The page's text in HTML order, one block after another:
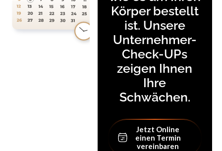
Körper bestellt
ist. Unsere
Unternehmer-
Check-UPs
zeigen Ihnen
Ihre
Schwächen.
Jetzt Online
einen Termin
vereinbaren
Jetzt Online